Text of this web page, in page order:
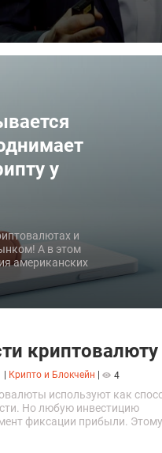
у
и
А в этом
американских
с
Крипто и Блокчейн 4
используют как
Но любую инвестицию
фиксации прибыли.